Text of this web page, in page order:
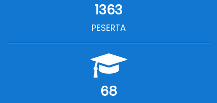
1363
PESERTA
68